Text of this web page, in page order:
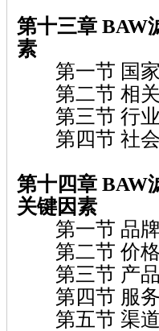
第十三章 BAW
素
第一节 国家
第二节 相关
第三节 行业
第四节 社会
第十四章 BAW
关键因素
第一节 品牌
第二节 价格
第三节 产品
第四节 服务
第五节 渠道